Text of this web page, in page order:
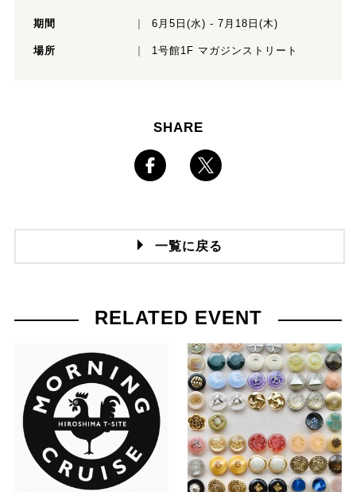
期間 6月5日(水) - 7月18日(木)
場所 1号館1F マガジンストリート
SHARE
一覧に戻る
RELATED EVENT